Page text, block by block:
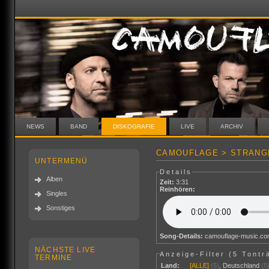
NEWS BAND DISKOGRAFIE LIVE ARCHIV
UNTERMENÜ
Alben
Singles
Sonstiges
NÄCHSTE LIVE
TERMINE
CAMOUFLAGE >
Details
Zeit: 3:31
Reinhören:
Song-Details: camouflage-
Anzeige-Filter (5
Land:
[ALLE] (5) Deutschland